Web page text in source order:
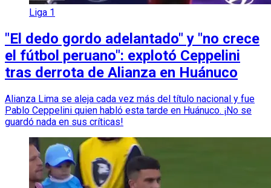
Liga 1
"El dedo gordo adelantado" y "no crece
el fútbol peruano": explotó Ceppelini
tras derrota de Alianza en Huánuco
Alianza Lima se aleja cada vez más del título nacional y fue
Pablo Ceppelini quien habló esta tarde en Huánuco. ¡No se
guardó nada en sus críticas!